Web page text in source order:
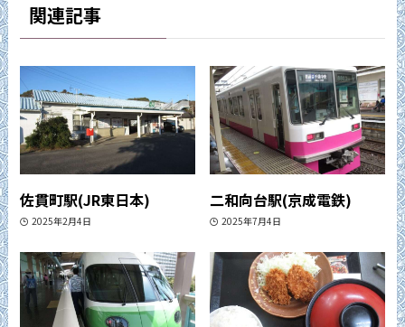
関連記事
佐貫町駅(JR東日本)
2025年2月4日
二和向台駅(京成電鉄)
2025年7月4日